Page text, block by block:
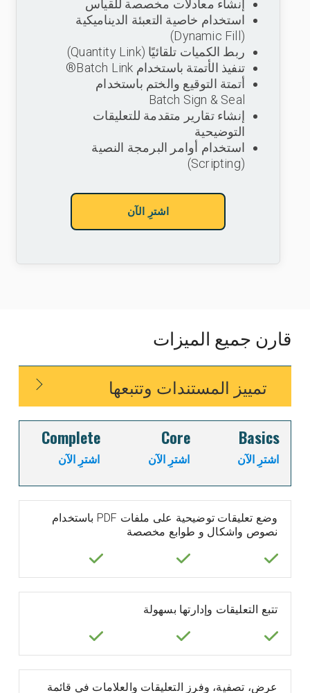
إنشاء معادلات مخصصة للقياس
استخدام خاصية التعبئة الديناميكية
(Dynamic Fill)
ربط الكميات تلقائيًا (Quantity Link)
تنفيذ الأتمتة باستخدام Batch Link®
أتمتة التوقيع والختم باستخدام
Batch Sign & Seal
إنشاء تقارير متقدمة للتعليقات
التوضيحية
استخدام أوامر البرمجة النصية
(Scripting)
اشترِ الآن
قارن جميع الميزات
تمييز المستندات وتتبعها
Basics
اشترِ الآن
Core
اشترِ الآن
Complete
اشترِ الآن
وضع تعليقات توضيحية على ملفات PDF باستخدام
نصوص واشكال و طوابع مخصصة
تتبع التعليقات وإدارتها بسهولة
عرض، تصفية، وفرز التعليقات والعلامات في قائمة